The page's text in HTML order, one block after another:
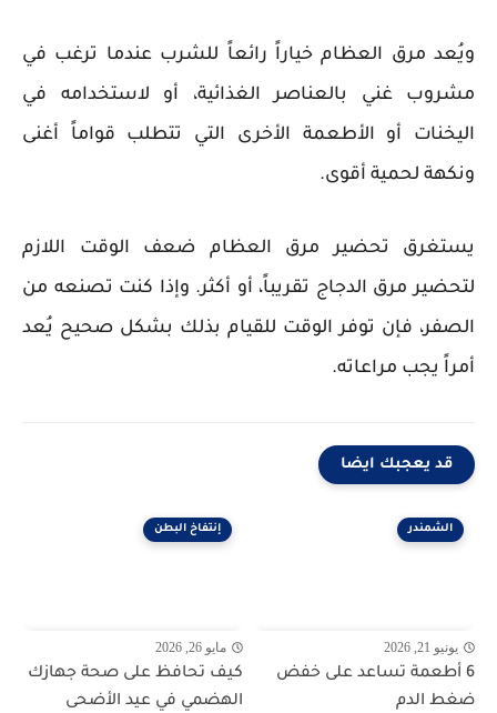
ويُعد مرق العظام خياراً رائعاً للشرب عندما ترغب في
مشروب غني بالعناصر الغذائية، أو لاستخدامه في
اليخنات أو الأطعمة الأخرى التي تتطلب قواماً أغنى
ونكهة لحمية أقوى.
يستغرق تحضير مرق العظام ضعف الوقت اللازم
لتحضير مرق الدجاج تقريباً، أو أكثر. وإذا كنت تصنعه من
الصفر، فإن توفر الوقت للقيام بذلك بشكل صحيح يُعد
أمراً يجب مراعاته.
قد يعجبك ايضا
الشمندر
يونيو 21, 2026
6 أطعمة تساعد على خفض
ضغط الدم
إنتفاخ البطن
مايو 26, 2026
كيف تحافظ على صحة جهازك
الهضمي في عيد الأضحى